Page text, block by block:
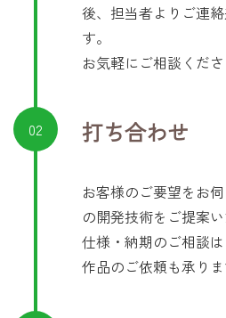
後、担当者よりご連
す。
お気軽にご相談くださ
02 打ち合わせ
お客様のご要望をお
の開発技術をご提案い
仕様・納期のご相談
作品のご依頼も承りま